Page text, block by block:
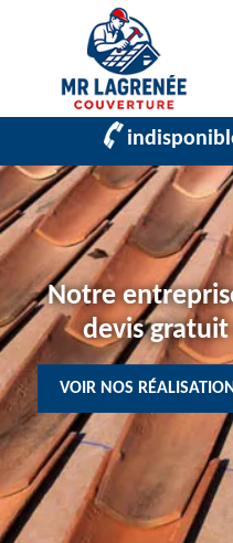
Notre
devis
VOIR NOS